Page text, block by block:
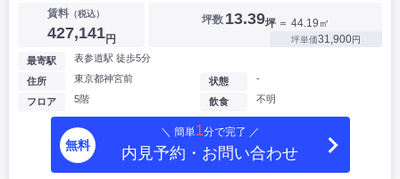
賃料（税込）
427,141円
坪数 13.39坪 ＝ 44.19㎡
坪単価31,900円
最寄駅 表参道駅 徒歩5分
住所 東京都神宮前
フロア 5階
状態 -
飲食 不明
無料
＼ 簡単1分で完了 ／
内見予約・お問い合わせ